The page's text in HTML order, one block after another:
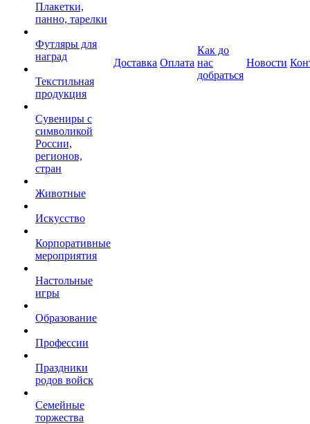
Плакетки,
панно, тарелки
Футляры для
наград
Текстильная
продукция
Сувениры с
символикой
России,
регионов,
стран
Животные
Искусство
Корпоративные
мероприятия
Настольные
игры
Образование
Профессии
Праздники
родов войск
Семейные
торжества
Доставка Оплата
Как до
нас
добраться
Новости